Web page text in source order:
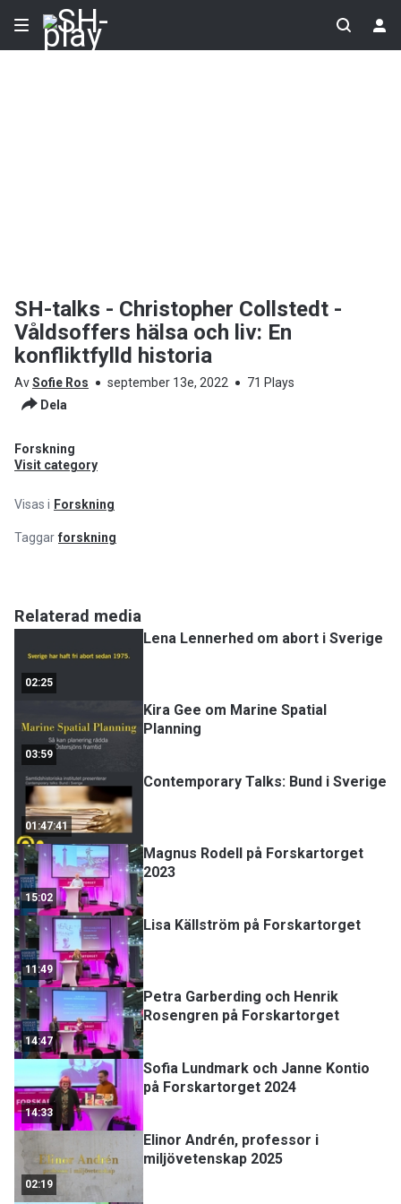
Relaterad media
02:25
Lena Lennerhed om abort i Sverige
03:59
Kira Gee om Marine Spatial
Planning
01:47:41
Contemporary Talks: Bund i Sverige
15:02
Magnus Rodell på Forskartorget
2023
11:49
Lisa Källström på Forskartorget
14:47
Petra Garberding och Henrik
Rosengren på Forskartorget
14:33
Sofia Lundmark och Janne Kontio
på Forskartorget 2024
02:19
Elinor Andrén, professor i
miljövetenskap 2025
SH-talks - Christopher Collstedt -
Våldsoffers hälsa och liv: En
konfliktfylld historia
AvSofie Ros september 13e, 2022
71 Plays
Dela
Forskning
Visit category
Visas i Forskning
Taggar forskning